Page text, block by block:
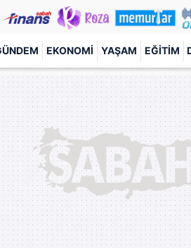
EKONOMI YAŞAM EĞITIM